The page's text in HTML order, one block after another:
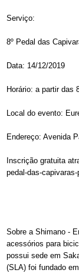
Serviço:
8º Pedal das
Data: 14/12/2019
Horário: a partir das
Local do evento:
Endereço: Avenida
Inscrição gratuita
pedal-das-
Sobre a Shimano -
acessórios para
possui sede em
(SLA) foi fundado